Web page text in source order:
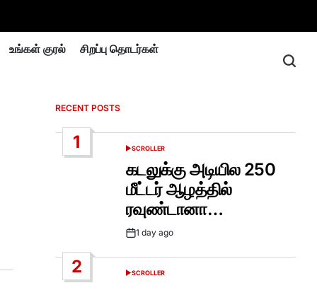
உங்கள் குரல் சிறப்பு தொடர்கள்
RECENT POSTS
1
POSTED
SCROLLER
கடலுக்கு அடியில 250
மீட்டர் ஆழத்தில்
ரவுண்டானா…
Post1 day ago
2
POSTED
SCROLLER